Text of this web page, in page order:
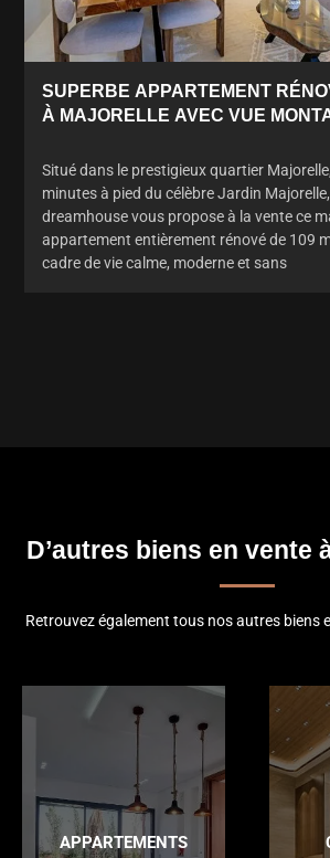
SUPERBE APPARTEMENT
À MAJORELLE AVEC VUE
Situé dans le prestigieux quartier
minutes à pied du célèbre Jardin
dreamhouse vous propose à la vente ce
appartement entièrement rénové de 109
cadre de vie calme, moderne et sans
D’autres biens en vente
Retrouvez également tous nos autres biens
APPARTEMENTS